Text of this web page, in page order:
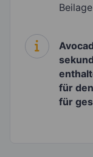
für
für